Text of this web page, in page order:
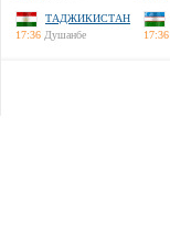
ТАДЖИКИСТАН
17:36 Душанбе
17:36